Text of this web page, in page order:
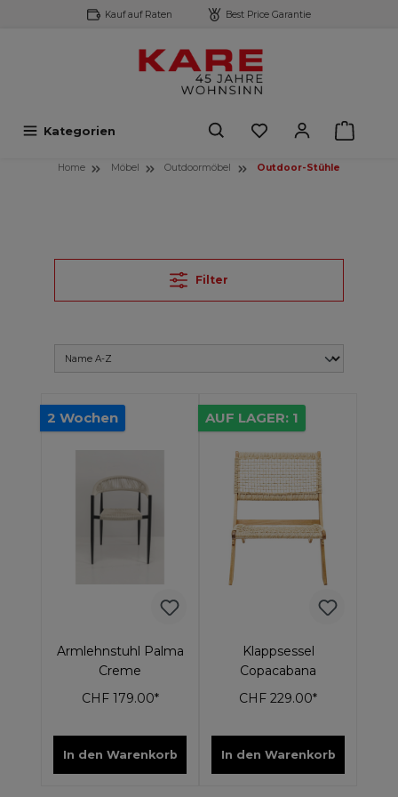
springen Kauf auf Raten Best Price Garantie
Kategorien
Home Möbel Outdoormöbel Outdoor-Stühle
Filter
2 Wochen
Armlehnstuhl Palma
Creme
CHF 179.00*
In den Warenkorb
AUF LAGER: 1
Klappsessel
Copacabana
CHF 229.00*
In den Warenkorb